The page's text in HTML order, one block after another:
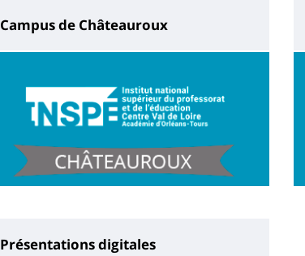
Campus de Châteauroux
Présentations digitales